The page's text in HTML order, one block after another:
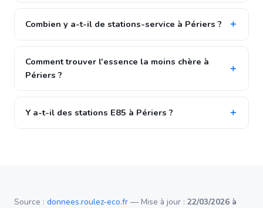
Combien y a-t-il de stations-service à Périers ?
Comment trouver l'essence la moins chère à
Périers ?
Y a-t-il des stations E85 à Périers ?
Source : donnees.roulez-eco.fr — Mise à jour : 22/03/2026 à